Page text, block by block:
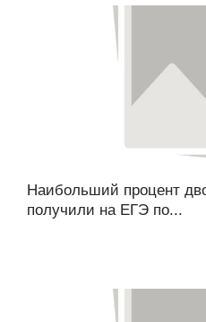
Наибольший процент
получили на ЕГЭ по...